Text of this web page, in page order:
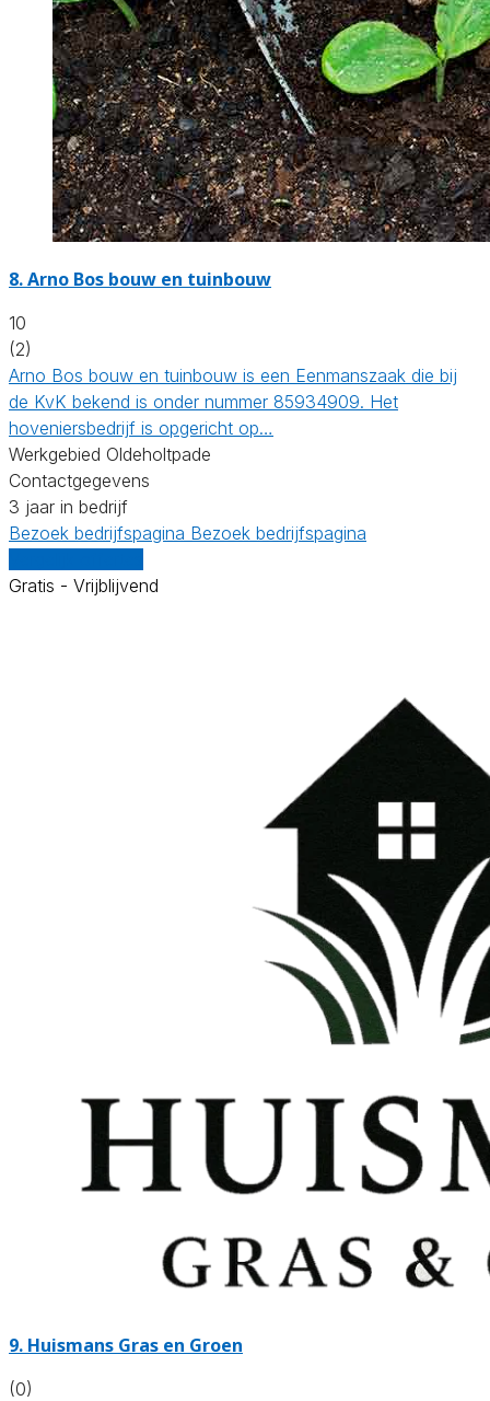
8.Arno Bos bouw en tuinbouw
10
(2)
Arno Bos bouw en tuinbouw is een Eenmanszaak die bij
de KvK bekend is onder nummer 85934909. Het
hoveniersbedrijf is opgericht op…
Werkgebied Oldeholtpade
Contactgegevens
3 jaar in bedrijf
Bezoek bedrijfspagina Bezoek bedrijfspagina
Gratis - Vrijblijvend
9. Huismans Gras en Groen
(0)